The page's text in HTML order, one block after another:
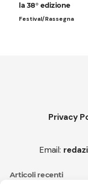
la 38° edizione
Festival/Rassegna
Privacy
Email:
Articoli recenti